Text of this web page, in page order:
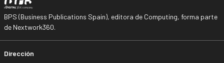
BPS (Business Publications Spain), editora de Computing, forma parte
de Nextwork360.
Dirección